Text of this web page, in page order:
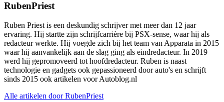
RubenPriest
Ruben Priest is een deskundig schrijver met meer dan 12 jaar
ervaring. Hij startte zijn schrijfcarrière bij PSX-sense, waar hij als
redacteur werkte. Hij voegde zich bij het team van Apparata in 2015
waar hij aanvankelijk aan de slag ging als eindredacteur. In 2019
werd hij gepromoveerd tot hoofdredacteur. Ruben is naast
technologie en gadgets ook gepassioneerd door auto's en schrijft
sinds 2015 ook artikelen voor Autoblog.nl
Alle artikelen door RubenPriest